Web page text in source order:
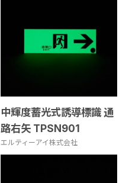
中輝度蓄光式誘導標識 通
路右矢 TPSN901
エルティーアイ株式会社